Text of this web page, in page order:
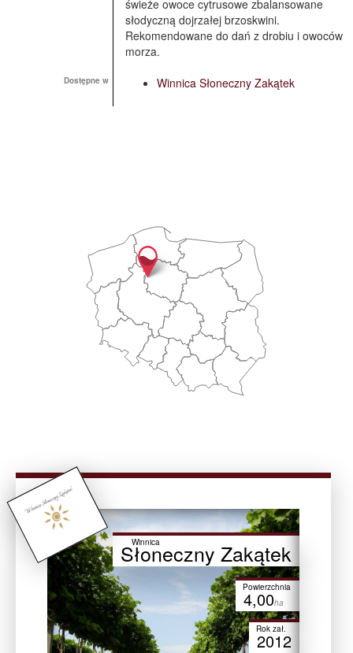
świeże owoce cytrusowe zbalansowane
słodyczną dojrzałej brzoskwini.
Rekomendowane do dań z drobiu i owoców
morza.
Dostępne w Winnica Słoneczny Zakątek
Winnica
Słoneczny Zakątek
Powierzchnia
4,00ha
Rok zał.
2012